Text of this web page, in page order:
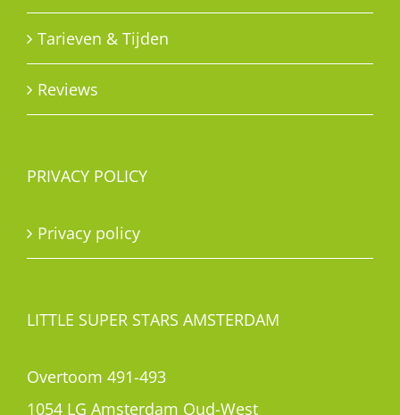
Tarieven & Tijden
Reviews
PRIVACY POLICY
Privacy policy
LITTLE SUPER STARS AMSTERDAM
Overtoom 491-493
1054 LG Amsterdam Oud-West